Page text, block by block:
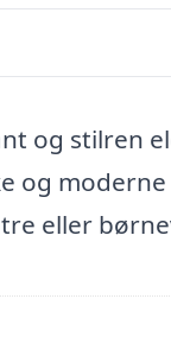
og stilren
og
eller